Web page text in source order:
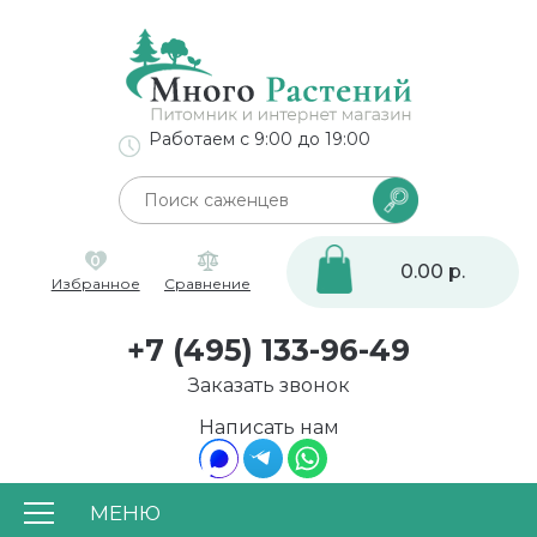
МЕНЮ
Написать нам
Работаем с 9:00 до 19:00
0
Избранное
Сравнение
0.00 р.
+7 (495) 133-96-49
Заказать звонок